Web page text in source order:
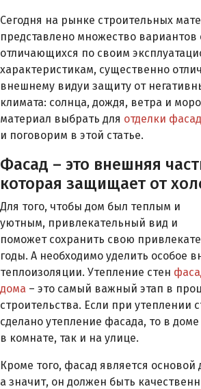
Сегодня на рынке строительных
представлено множество вариантов
отличающихся по своим
характеристикам, существенно
внешнему видуи защиту от
климата: солнца, дождя, ветра и
материал выбрать для отделки
и поговорим в этой статье.
Фасад – это внешняя
которая защищает от
Для того, чтобы дом был теплым и
уютным, привлекательный вид и
поможет сохранить свою
годы. А необходимо уделить особое
теплоизоляции. Утепление стен
дома – это самый важный этап в
строительства. Если при утеплении
сделано утепление фасада, то в
в комнате, так и на улице.
Кроме того, фасад является основой
а значит, он должен быть